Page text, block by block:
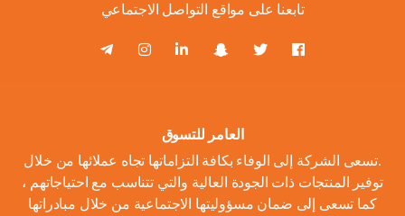
تابعنا على مواقع التواصل الاجتماعي
العامر للتسوق
.تسعى الشركة إلى الوفاء بكافة التزاماتها تجاه عملائها من خلال
توفير المنتجات ذات الجودة العالية والتي تتناسب مع احتياجاتهم ،
كما تسعى إلى ضمان مسؤوليتها الاجتماعية من خلال مبادراتها